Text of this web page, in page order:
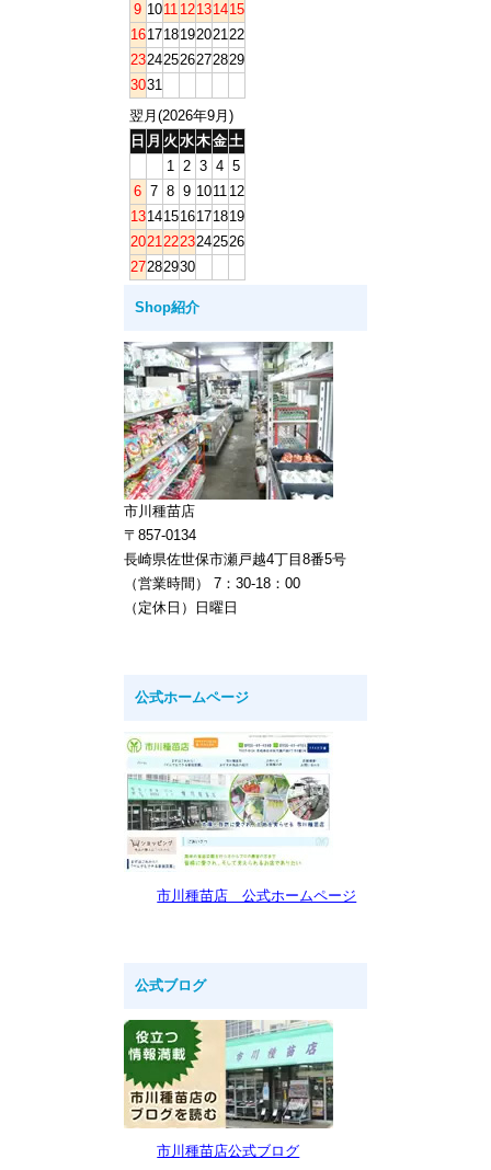
9 1011 12131415
16171819202122
23242526272829
3031
翌月(2026年9月)
日 月 火 水木金 土
1
2 3 4 5
6 7 8 9 1011 12
13141516171819
2021 2223242526
27282930
Shop紹介
市川種苗店
〒857-0134
長崎県佐世保市瀬戸越4丁目8番5号
（営業時間） 7：30-18：00
（定休日）日曜日
公式ホームページ
市川種苗店 公式ホームページ
公式ブログ
市川種苗店公式ブログ